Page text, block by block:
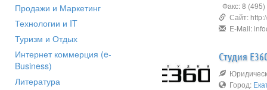
Продажи и Маркетинг
Технологии и IT
Туризм и Отдых
Интернет коммерция (e-
Business)
Литература
Факс: 8
Сайт:
E-Mail:
Студия
Город: